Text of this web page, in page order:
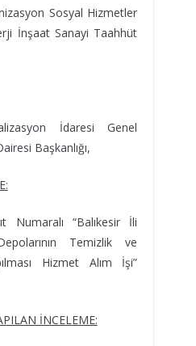
Sosyal Hizmetler
İnşaat Sanayi Taahhüt
İdaresi Genel
Başkanlığı,
Numaralı “Balıkesir İli
Temizlik ve
Hizmet Alım İşi”
İNCELEME: